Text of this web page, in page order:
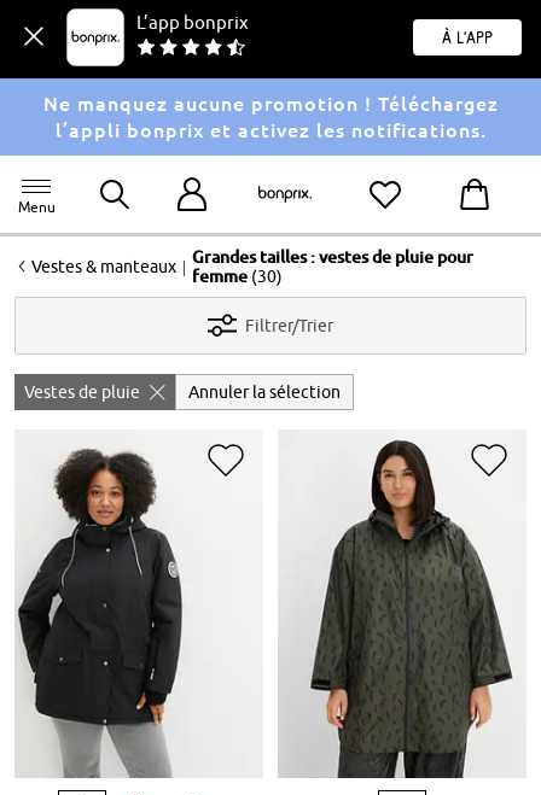
L’app bonprix
À l'app
Ne manquez aucune promotion ! Téléchargez
l’appli bonprix et activez les notifications.
Menu
<Vestes & manteaux | Grandes tailles : vestes de pluie pour
femme (30)
Filtrer/Trier
Vestes de pluie Annuler la sélection